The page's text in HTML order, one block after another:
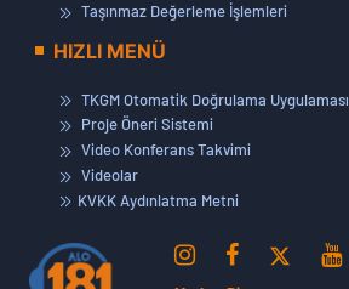
Taşınmaz Değerleme İşlemleri
HIZLI MENÜ
TKGM Otomatik Doğrulama Uygulaması
Proje Öneri Sistemi
Video Konferans Takvimi
Videolar
KVKK Aydınlatma Metni